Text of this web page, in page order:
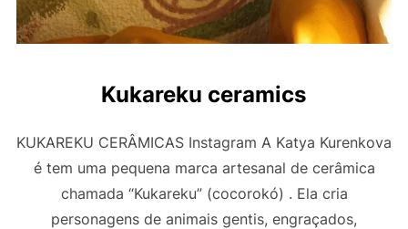
Kukareku ceramics
KUKAREKU CERÂMICAS Instagram A Katya Kurenkova
é tem uma pequena marca artesanal de cerâmica
chamada “Kukareku” (cocorokó) . Ela cria
personagens de animais gentis, engraçados,